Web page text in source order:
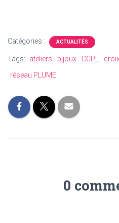
Catégories : ACTUALITÉS
Tags: ateliers bijoux CCPL
réseau PLUME
0